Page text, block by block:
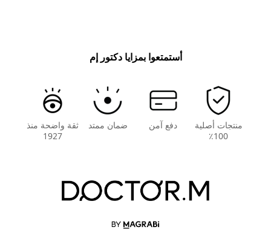
أستمتعوا بمزايا دكتور إم
منتجات أصلية
100٪
دفع آمن ضمان ممتد
ثقة واضحة منذ
1927